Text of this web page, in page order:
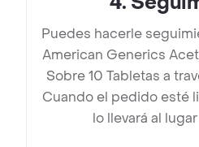
Puedes hacerle
American Generics
Sobre 10 Tabletas a
Cuando el pedido esté
lo llevará al